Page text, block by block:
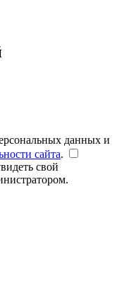
данных и
сайта.
свой